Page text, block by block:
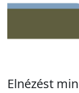
Elnézést